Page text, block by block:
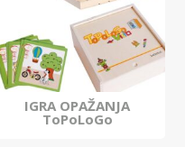
IGRA OPAŽANJA
ToPoLoGo